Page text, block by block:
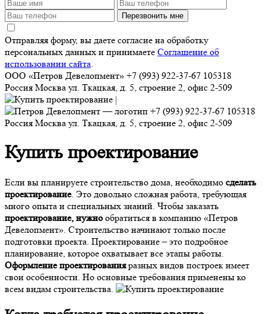
Перезвонить мне
Отправляя форму, вы даете согласие на обработку
персональных данных и принимаете Соглашение об
использовании сайта.
ООО «Петров Девелопмент» +7 (993) 922-37-67 105318
Россия Москва ул. Ткацкая, д. 5, строение 2, офис 2-509
+7 (993) 922-37-67 105318
Россия Москва ул. Ткацкая, д. 5, строение 2, офис 2-509
Купить проектирование
Если вы планируете строительство дома, необходимо сделать
проектирование. Это довольно сложная работа, требующая
много опыта и специальных знаний. Чтобы заказать
проектирование, нужно обратиться в компанию «Петров
Девелопмент». Строительство начинают только после
подготовки проекта. Проектирование – это подробное
планирование, которое охватывает все этапы работы.
Оформление проектированияразных видов построек имеет
свои особенности. Но основные требования применены ко
всем видам строительства.